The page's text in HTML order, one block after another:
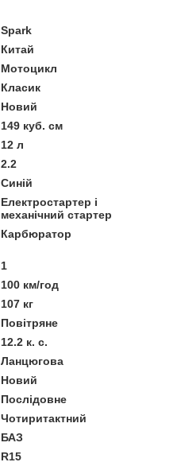
Spark
Китай
Мотоцикл
Класик
Новий
149 куб. см
12 л
2.2
Синій
Електростартер і
механічний стартер
Карбюратор
1
100 км/год
107 кг
Повітряне
12.2 к. с.
Ланцюгова
Новий
Послідовне
Чотиритактний
БАЗ
R15